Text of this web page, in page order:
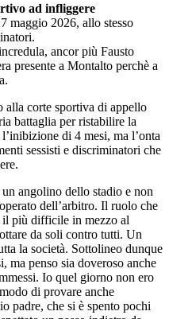
ad infliggere
maggio 2026, allo stesso
ancor più Fausto
presente a Montalto perchè a
alla corte sportiva di appello
battaglia per ristabilire la
di 4 mesi, ma l’onta
sessisti e discriminatori che
angolino dello stadio e non
dell’arbitro. Il ruolo che
il più difficile in mezzo al
da soli contro tutti. Un
la società. Sottolineo dunque
ma penso sia doveroso anche
Io quel giorno non ero
di provare anche
padre, che si è spento pochi